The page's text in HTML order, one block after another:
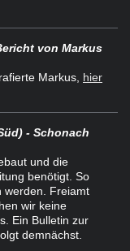
von Markus
Markus, hier
- Schonach
und die
benötigt. So
werden. Freiamt
wir keine
Ein Bulletin zur
demnächst.